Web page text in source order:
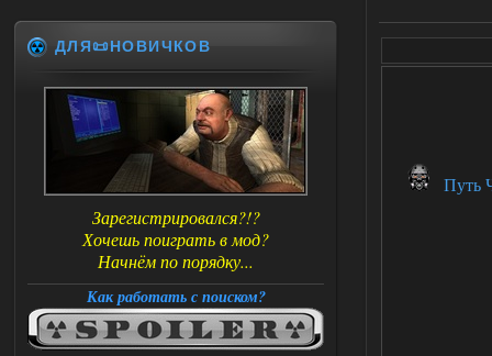
Путь
ДЛЯ📜НОВИЧКОВ
Зарегистрировался?!?
Хочешь поиграть в мод?
Начнём по порядку...
Как работать с поиском?